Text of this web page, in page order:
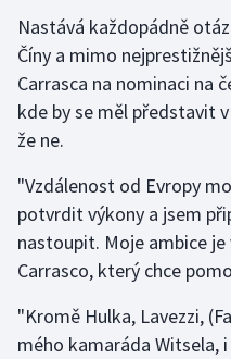
Plavání
Plážový volejbal
Ragby
Rychlobruslení
Rychlostní kanoistika
Sportovní střelba
Nastává každopádně
Číny a mimo
Carrasca na nominaci na
kde by se měl představit
že ne.
"Vzdálenost od Evropy
potvrdit výkony a jsem
nastoupit. Moje ambice
Carrasco, který chce
"Kromě Hulka, Lavezzi,
mého kamaráda Witsela,